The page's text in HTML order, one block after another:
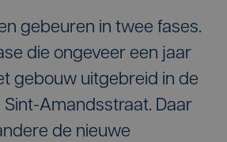
gebeuren in twee fases.
die ongeveer een jaar
gebouw uitgebreid in de
Amandsstraat. Daar
de nieuwe